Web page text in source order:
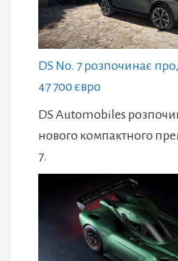
DS No. 7 розпочинає
47 700 євро
DS Automobiles
нового компактного
7.